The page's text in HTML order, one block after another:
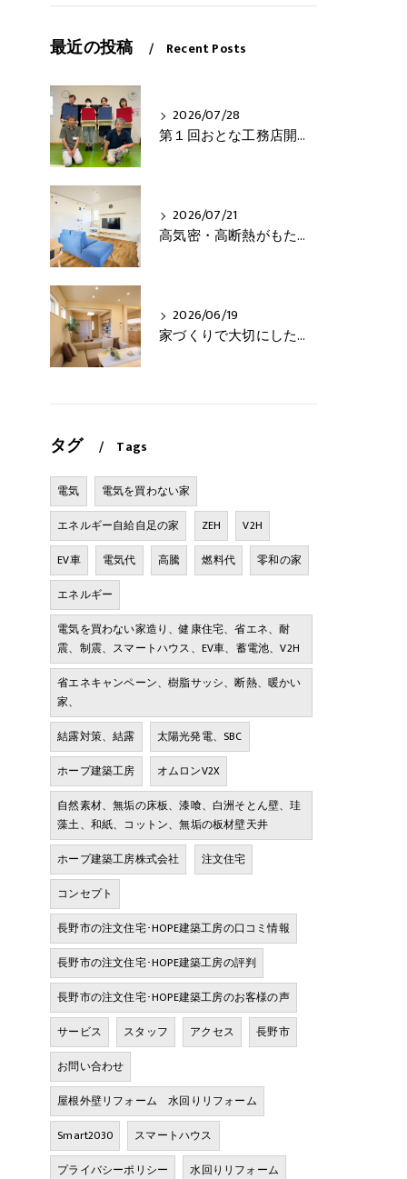
最近の投稿 Recent Posts
2026/07/28
第１回おとな工務店開催！
2026/07/21
高気密・高断熱がもたらす3つの快適さとは？
2026/06/19
家づくりで大切にしたいこと
タグ Tags
電気
電気を買わない家
エネルギー自給自足の家
ZEH
V2H
EV車
電気代 高騰 燃料代
零和の家
エネルギー
電気を買わない家造り、健康住宅、省エネ、耐
震、制震、スマートハウス、EV車、蓄電池、V2H
省エネキャンペーン、樹脂サッシ、断熱、暖かい
家、
結露対策、結露
太陽光発電、SBC
ホープ建築工房
オムロンV2X
自然素材、無垢の床板、漆喰、白洲そとん壁、珪
藻土、和紙、コットン、無垢の板材壁天井
ホープ建築工房株式会社
注文住宅
コンセプト
長野市の注文住宅･HOPE建築工房の口コミ情報
長野市の注文住宅･HOPE建築工房の評判
長野市の注文住宅･HOPE建築工房のお客様の声
サービス
スタッフ アクセス
長野市
お問い合わせ
屋根外壁リフォーム 水回りリフォーム
Smart2030
スマートハウス
プライバシーポリシー
水回りリフォーム